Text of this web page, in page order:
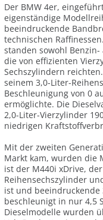
Der BMW 4er,
eigenständige
beeindruckende
technischen
standen sowohl
die von effizienten
Sechszylindern
seinem 3,0-Liter-
Beschleunigung von 0
ermöglichte. Die
2,0-Liter-Vierzylinder
niedrigen
Mit der zweiten
Markt kam, wurden die
ist der M440i xDrive,
Reihensechszylinder
ist und beeindruckende
beschleunigt in nur 4,5
Dieselmodelle wurden